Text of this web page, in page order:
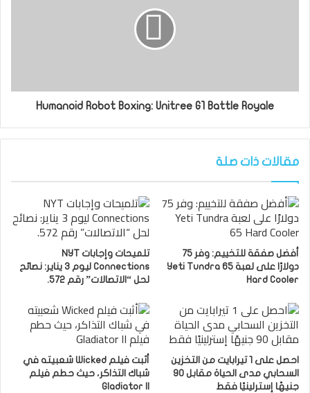
Humanoid Robot Boxing: Unitree G1 Battle Royale
مقالات ذات صلة
أفضل صفقة للتخييم: وفر 75
دولارًا على لعبة Yeti Tundra 65
Hard Cooler
تلميحات وإجابات NYT
Connections ليوم 3 يناير: نصائح
لحل “الاتصالات” رقم 572.
احصل على 1 تيرابايت من التخزين
السحابي مدى الحياة مقابل 90
جنيهًا إسترلينيًا فقط
أثبت فيلم Wicked شعبيته في
شباك التذاكر، حيث حطم فيلم
Gladiator II